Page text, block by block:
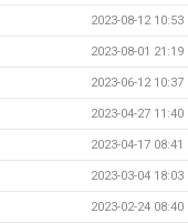
2023-08-12 10:53
2023-08-01 21:19
2023-06-12 10:37
2023-04-27 11:40
2023-04-17 08:41
2023-03-04 18:03
2023-02-24 08:40